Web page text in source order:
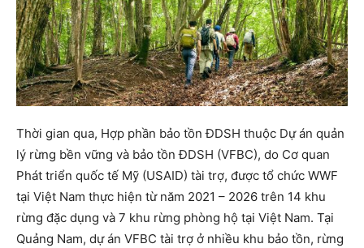
Thời gian qua, Hợp phần bảo tồn ĐDSH thuộc Dự án quản
lý rừng bền vững và bảo tồn ĐDSH (VFBC), do Cơ quan
Phát triển quốc tế Mỹ (USAID) tài trợ, được tổ chức WWF
tại Việt Nam thực hiện từ năm 2021 – 2026 trên 14 khu
rừng đặc dụng và 7 khu rừng phòng hộ tại Việt Nam. Tại
Quảng Nam, dự án VFBC tài trợ ở nhiều khu bảo tồn, rừng